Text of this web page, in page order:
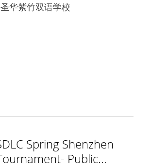
华紫竹双语学校
Spring Shenzhen
Public...